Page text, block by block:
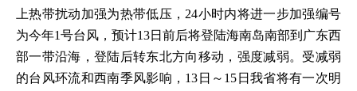
上热带扰动加强为热带低压，24小时内将进一步加强编号
为今年1号台风，预计13日前后将登陆海南岛南部到广东西
部一带沿海，登陆后转东北方向移动，强度减弱。受减弱
的台风环流和西南季风影响，13日～15日我省将有一次明